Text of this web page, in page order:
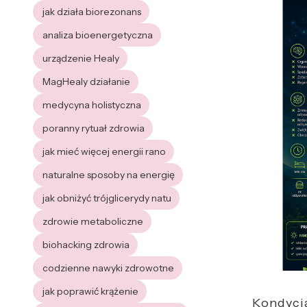
jak działa biorezonans
analiza bioenergetyczna
urządzenie Healy
MagHealy działanie
medycyna holistyczna
poranny rytuał zdrowia
jak mieć więcej energii rano
naturalne sposoby na energię
jak obniżyć trójglicerydy natu
zdrowie metaboliczne
biohacking zdrowia
codzienne nawyki zdrowotne
jak poprawić krążenie